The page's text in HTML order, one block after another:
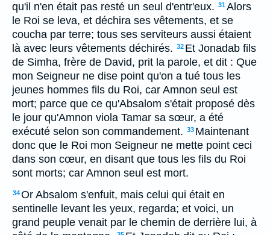
qu'il n'en était pas resté un seul d'entr'eux. 31Alors
le Roi se leva, et déchira ses vêtements, et se
coucha par terre; tous ses serviteurs aussi étaient
là avec leurs vêtements déchirés. 32 Et Jonadab fils
de Simha, frère de David, prit la parole, et dit : Que
mon Seigneur ne dise point qu'on a tué tous les
jeunes hommes fils du Roi, car Amnon seul est
mort; parce que ce qu'Absalom s'était proposé dès
le jour qu'Amnon viola Tamar sa sœur, a été
exécuté selon son commandement. 33 Maintenant
donc que le Roi mon Seigneur ne mette point ceci
dans son cœur, en disant que tous les fils du Roi
sont morts; car Amnon seul est mort.
34Or Absalom s'enfuit, mais celui qui était en
sentinelle levant les yeux, regarda; et voici, un
grand peuple venait par le chemin de derrière lui, à